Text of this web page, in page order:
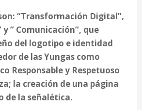
“Transformación Digital”,
” Comunicación”, que
del logotipo e identidad
de las Yungas como
Responsable y Respetuoso
la creación de una página
de la señalética.